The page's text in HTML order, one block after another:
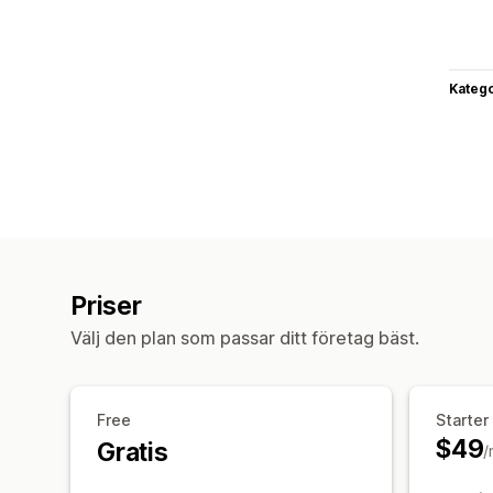
Priser
Välj den plan som passar ditt företag bäst.
Free
Gratis
Starter
$49/